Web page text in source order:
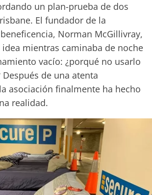
un plan-prueba de dos
El fundador de la
Norman McGillivray,
mientras caminaba de noche
vacío: ¿porqué no usarlo
de una atenta
asociación finalmente ha hecho
realidad.